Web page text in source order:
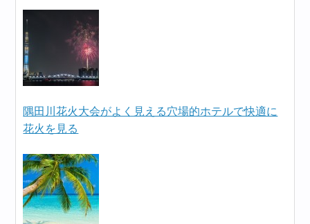
隅田川花火大会がよく見える穴場的ホテルで快適に
花火を見る